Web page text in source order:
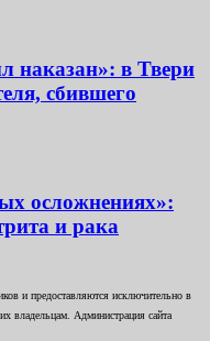
наказан»: в Твери
сбившего
осложнениях»:
и рака
и предоставляются исключительно в
владельцам. Администрация сайта